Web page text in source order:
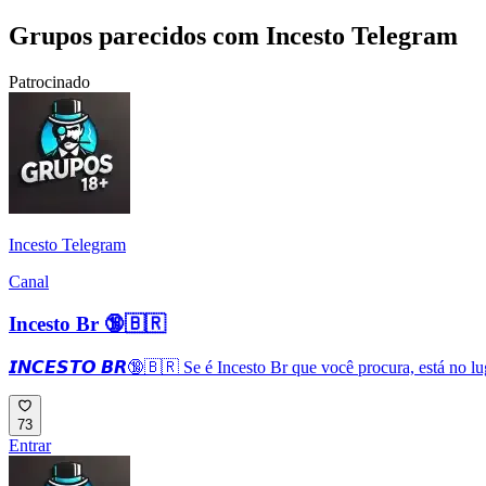
Grupos parecidos com Incesto Telegram
Patrocinado
Incesto Telegram
Canal
Incesto Br 🔞🇧🇷
𝙄𝙉𝘾𝙀𝙎𝙏𝙊 𝘽𝙍🔞🇧🇷 Se é Incesto Br que você procura, está no
73
Entrar